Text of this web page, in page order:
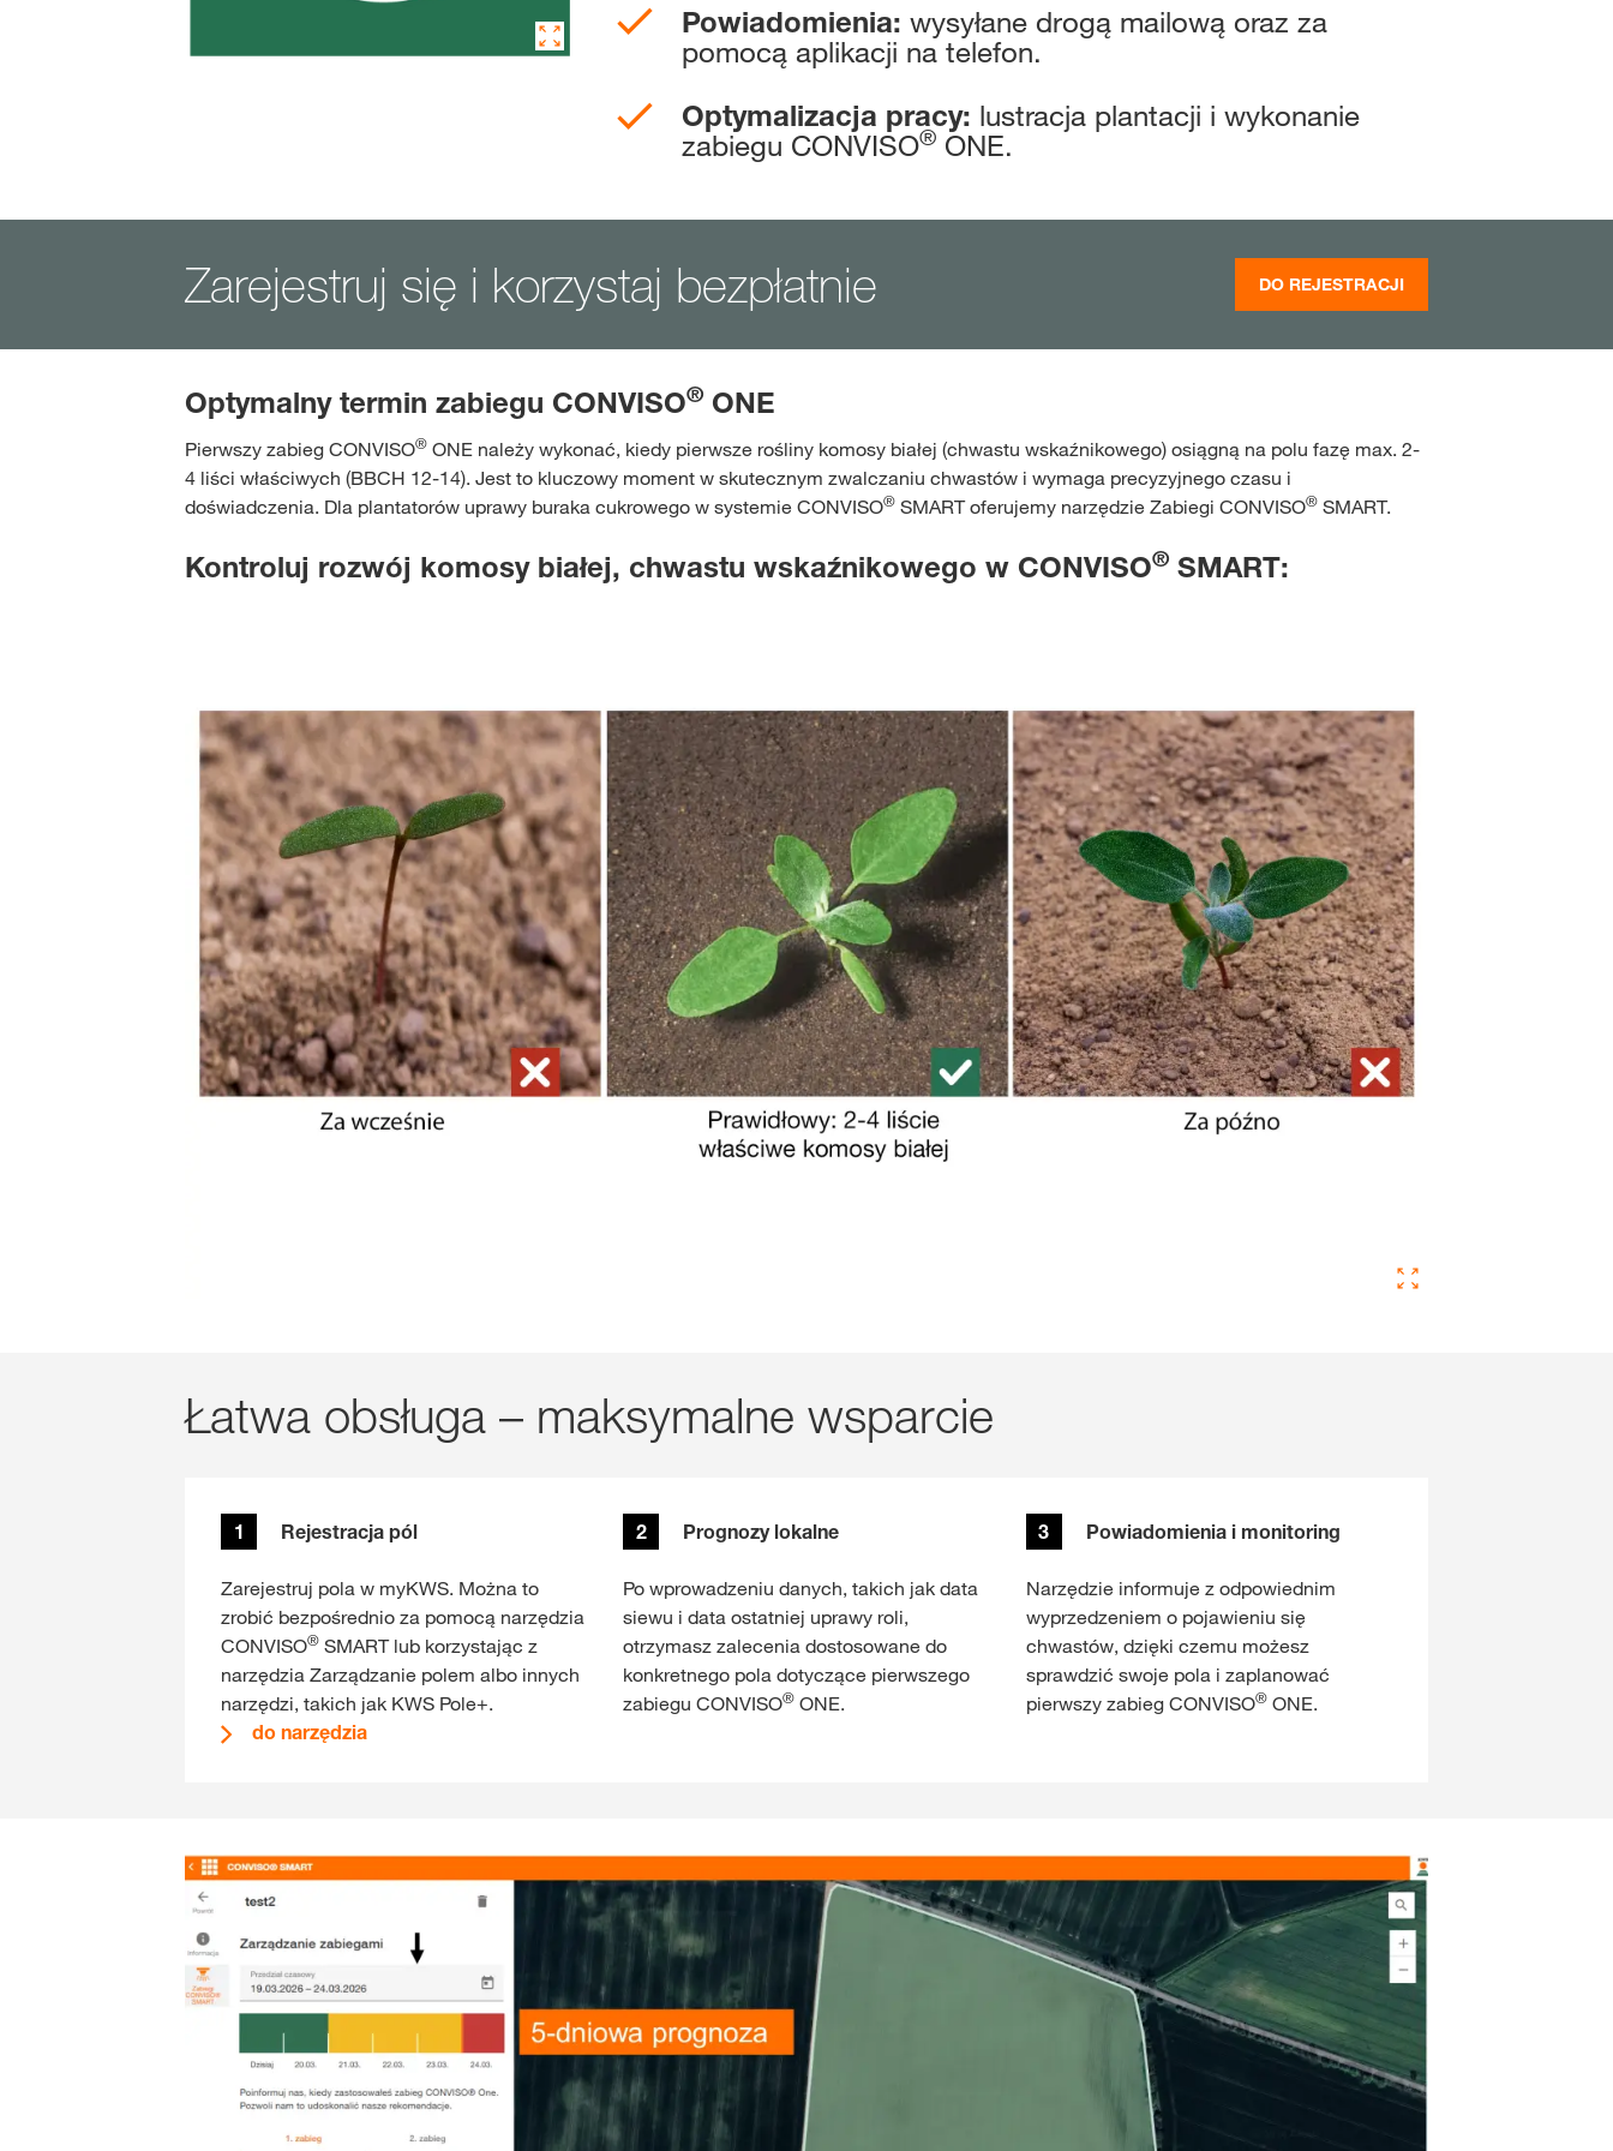
Gdzie kupić?
Zakup nasion buraka
Sklep
myKWSekskluzywne
Międzynarodowe tematy
Grupy KWS na
kws.com/corp
Powiadomienia: wysyłane drogą mailową oraz za
pomocą aplikacji na telefon.
Optymalizacja pracy: lustracja plantacji i wykonanie
zabiegu CONVISO® ONE.
Zarejestruj się i korzystaj bezpłatnie DO REJESTRACJI
Optymalny termin zabiegu CONVISO® ONE
Pierwszy zabieg CONVISO® ONE należy wykonać, kiedy pierwsze rośliny komosy białej (chwastu wskaźnikowego) osiągną na polu fazę max. 2-
4 liści właściwych (BBCH 12-14). Jest to kluczowy moment w skutecznym zwalczaniu chwastów i wymaga precyzyjnego czasu i
doświadczenia. Dla plantatorów uprawy buraka cukrowego w systemie CONVISO® SMART oferujemy narzędzie Zabiegi CONVISO® SMART.
Kontroluj rozwój komosy białej, chwastu wskaźnikowego w CONVISO® SMART:
Łatwa obsługa – maksymalne wsparcie
1 Rejestracja pól
Zarejestruj pola w myKWS. Można to
zrobić bezpośrednio za pomocą narzędzia
CONVISO® SMART lub korzystając z
narzędzia Zarządzanie polem albo innych
narzędzi, takich jak KWS Pole+.
do narzędzia
2 Prognozy lokalne
Po wprowadzeniu danych, takich jak data
siewu i data ostatniej uprawy roli,
otrzymasz zalecenia dostosowane do
konkretnego pola dotyczące pierwszego
zabiegu CONVISO® ONE.
3 Powiadomienia i monitoring
Narzędzie informuje z odpowiednim
wyprzedzeniem o pojawieniu się
chwastów, dzięki czemu możesz
sprawdzić swoje pola i zaplanować
pierwszy zabieg CONVISO®ONE.